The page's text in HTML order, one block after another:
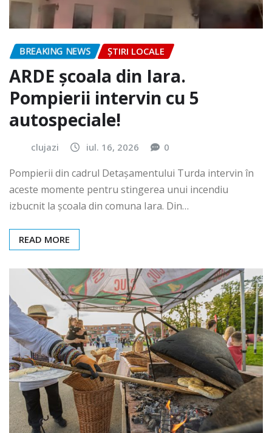
BREAKING NEWS ȘTIRI LOCALE
ARDE școala din Iara.
Pompierii intervin cu 5
autospeciale!
clujazi iul. 16, 2026 0
Pompierii din cadrul Detașamentului Turda intervin în
aceste momente pentru stingerea unui incendiu
izbucnit la școala din comuna Iara. Din…
READ MORE